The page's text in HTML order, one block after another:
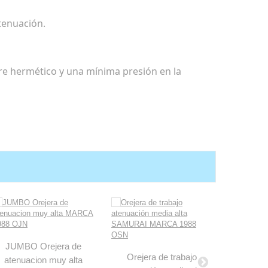
hermético y una mínima presión en la
JUMBO Orejera de
atenuacion muy alta
Orejera de trabajo